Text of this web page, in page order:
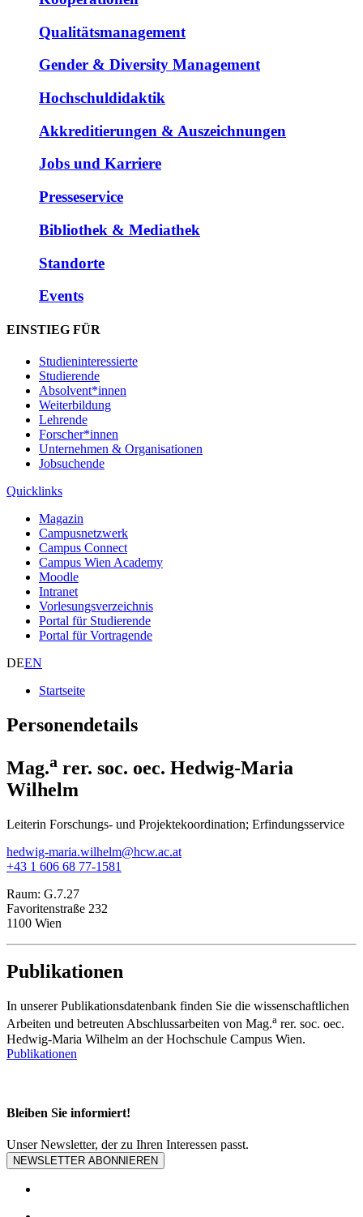
Qualitätsmanagement
Gender & Diversity Management
Hochschuldidaktik
Akkreditierungen & Auszeichnungen
Jobs und Karriere
Presseservice
Bibliothek & Mediathek
Standorte
Events
EINSTIEG FÜR
Studieninteressierte
Studierende
Absolvent*innen
Weiterbildung
Lehrende
Forscher*innen
Unternehmen & Organisationen
Jobsuchende
Quicklinks
Magazin
Campusnetzwerk
Campus Connect
Campus Wien Academy
Moodle
Intranet
Vorlesungsverzeichnis
Portal für Studierende
Portal für Vortragende
DEEN
Startseite
Personendetails
Mag.a rer. soc. oec. Hedwig-Maria
Wilhelm
Leiterin Forschungs- und Projektekoordination; Erfindungsservice
hedwig-maria.wilhelm@hcw.ac.at
+43 1 606 68 77-1581
Raum: G.7.27
Favoritenstraße 232
1100 Wien
Publikationen
In unserer Publikationsdatenbank finden Sie die wissenschaftlichen
Arbeiten und betreuten Abschlussarbeiten von Mag.a rer. soc. oec.
Hedwig-Maria Wilhelm an der Hochschule Campus Wien.
Publikationen
Bleiben Sie informiert!
Unser Newsletter, der zu Ihren Interessen passt.
NEWSLETTER ABONNIEREN